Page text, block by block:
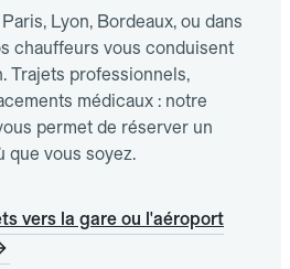
Lyon, Bordeaux, ou dans
chauffeurs vous conduisent
Trajets professionnels,
médicaux : notre
permet de réserver un
que vous soyez.
vers la gare ou l'aéroport